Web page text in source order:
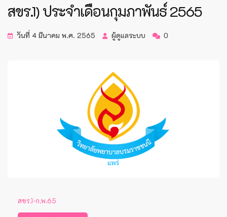
สขร.1) ประจำเดือนกุมภาพันธ์ 2565
วันที่ 4 มีนาคม พ.ศ. 2565 ผู้ดูแลระบบ 0
สขร.1-ก.พ.65